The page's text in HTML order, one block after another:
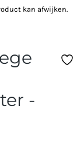
kan afwijken.
-